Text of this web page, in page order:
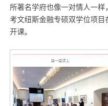
所著名学府也像一对情人一
考文纽斯金融专硕双学位项
开课。